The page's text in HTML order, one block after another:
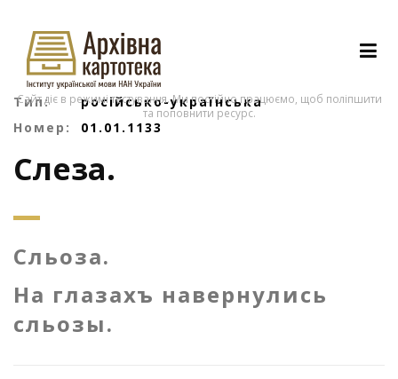
Сайт діє в режимі тестування. Ми постійно працюємо, щоб поліпшити
та поповнити ресурс.
Тип:
російсько-українська
Номер:
01.01.1133
Слеза.
Сльоза.
На глазахъ навернулись
сльозы.